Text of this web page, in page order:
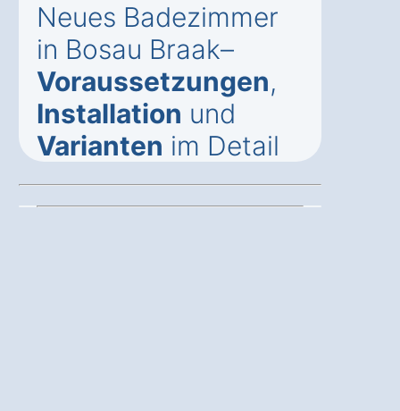
Neues Badezimmer
in Bosau Braak–
Voraussetzungen,
Installation und
Varianten im Detail